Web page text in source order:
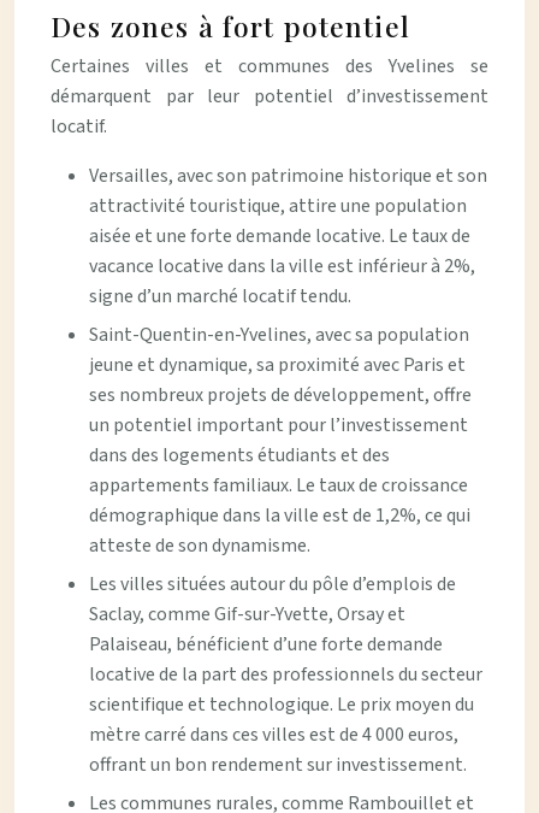
Des zones à fort potentiel
Certaines villes et communes des Yvelines se
démarquent par leur potentiel d’investissement
locatif.
Versailles, avec son patrimoine historique et son
attractivité touristique, attire une population
aisée et une forte demande locative. Le taux de
vacance locative dans la ville est inférieur à 2%,
signe d’un marché locatif tendu.
Saint-Quentin-en-Yvelines, avec sa population
jeune et dynamique, sa proximité avec Paris et
ses nombreux projets de développement, offre
un potentiel important pour l’investissement
dans des logements étudiants et des
appartements familiaux. Le taux de croissance
démographique dans la ville est de 1,2%, ce qui
atteste de son dynamisme.
Les villes situées autour du pôle d’emplois de
Saclay, comme Gif-sur-Yvette, Orsay et
Palaiseau, bénéficient d’une forte demande
locative de la part des professionnels du secteur
scientifique et technologique. Le prix moyen du
mètre carré dans ces villes est de 4 000 euros,
offrant un bon rendement sur investissement.
Les communes rurales, comme Rambouillet et